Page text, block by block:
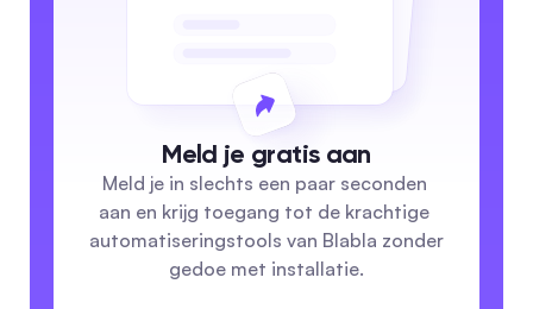
Meld je gratis aan
Meld je in slechts een paar seconden
aan en krijg toegang tot de krachtige
automatiseringstools van Blabla zonder
gedoe met installatie.